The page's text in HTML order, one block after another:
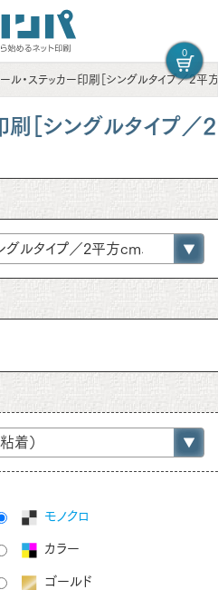
0
ル・ステッカー印刷［シングルタイプ／2平
刷［シングルタイプ／2
モノクロ
カラー
ゴールド